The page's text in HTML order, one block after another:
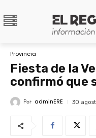
Provincia
Fiesta de la
confirmó que
Por adminERE 30